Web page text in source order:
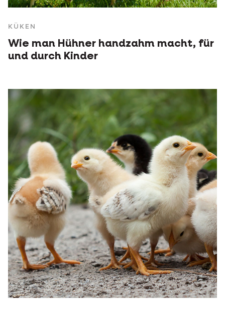
KÜKEN
Wie man Hühner handzahm macht, für
und durch Kinder